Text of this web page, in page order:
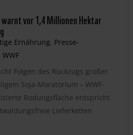
vor 1,4 Millionen Hektar
Ernährung, Presse-
Folgen des Rückzugs großer
Soja-Moratorium – WWF-
Rodungsfläche entspricht
Lieferketten